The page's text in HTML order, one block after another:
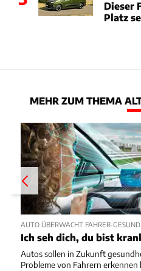
Dieser
Platz
MEHR ZUM THEMA
AUTO ÜBERWACHT FAHRER-
Ich seh dich, du bist
Autos sollen in Zukunft
Probleme von Fahrern erkennen